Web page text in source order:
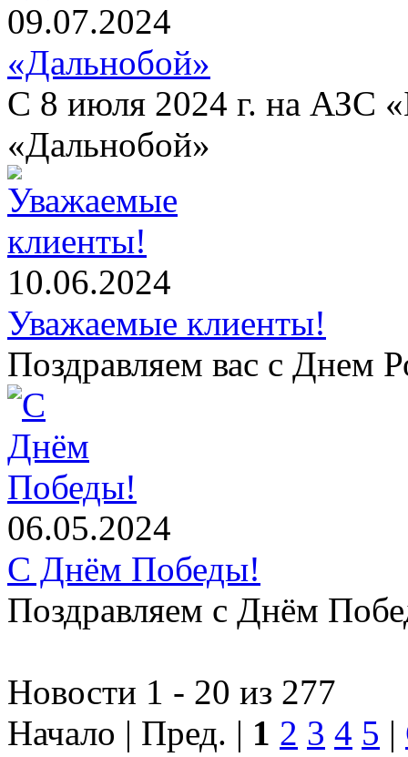
09.07.2024
«Дальнобой»
С 8 июля 2024 г. на АЗС
«Дальнобой»
10.06.2024
Уважаемые клиенты!
Поздравляем вас с Днем
06.05.2024
С Днём Победы!
Поздравляем с Днём
Новости 1 - 20 из 277
Начало | Пред. | 1 2 3 4 5 |